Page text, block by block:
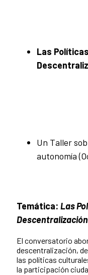
Las
Un Taller
autonomía
Temática: Las
Descentralización
El conversatorio
descentralización,
las políticas
la participación